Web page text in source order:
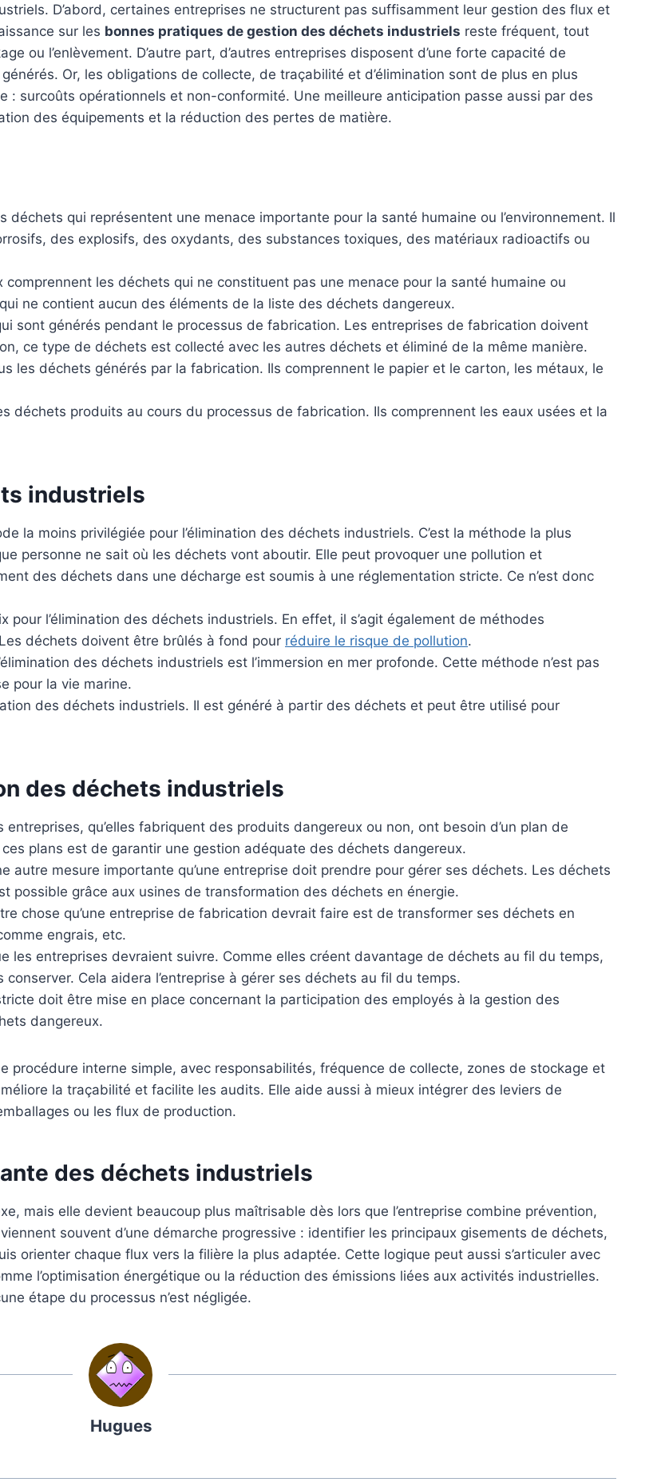
D’abord, certaines entreprises ne structurent pas suffisamment leur gestion des flux et
sur les bonnes pratiques de gestion des déchets industriels reste fréquent, tout
ou l’enlèvement. D’autre part, d’autres entreprises disposent d’une forte capacité de
Or, les obligations de collecte, de traçabilité et d’élimination sont de plus en plus
: surcoûts opérationnels et non-conformité. Une meilleure anticipation passe aussi par des
des équipements et la réduction des pertes de matière.
déchets qui représentent une menace importante pour la santé humaine ou l’environnement. Il
des explosifs, des oxydants, des substances toxiques, des matériaux radioactifs ou
comprennent les déchets qui ne constituent pas une menace pour la santé humaine ou
ne contient aucun des éléments de la liste des déchets dangereux.
sont générés pendant le processus de fabrication. Les entreprises de fabrication doivent
ce type de déchets est collecté avec les autres déchets et éliminé de la même manière.
les déchets générés par la fabrication. Ils comprennent le papier et le carton, les métaux, le
déchets produits au cours du processus de fabrication. Ils comprennent les eaux usées et la
industriels
la moins privilégiée pour l’élimination des déchets industriels. C’est la méthode la plus
personne ne sait où les déchets vont aboutir. Elle peut provoquer une pollution et
des déchets dans une décharge est soumis à une réglementation stricte. Ce n’est donc
pour l’élimination des déchets industriels. En effet, il s’agit également de méthodes
déchets doivent être brûlés à fond pour réduire le risque de pollution.
des déchets industriels est l’immersion en mer profonde. Cette méthode n’est pas
pour la vie marine.
des déchets industriels. Il est généré à partir des déchets et peut être utilisé pour
des déchets industriels
entreprises, qu’elles fabriquent des produits dangereux ou non, ont besoin d’un plan de
plans est de garantir une gestion adéquate des déchets dangereux.
autre mesure importante qu’une entreprise doit prendre pour gérer ses déchets. Les déchets
possible grâce aux usines de transformation des déchets en énergie.
chose qu’une entreprise de fabrication devrait faire est de transformer ses déchets en
engrais, etc.
les entreprises devraient suivre. Comme elles créent davantage de déchets au fil du temps,
Cela aidera l’entreprise à gérer ses déchets au fil du temps.
doit être mise en place concernant la participation des employés à la gestion des
dangereux.
procédure interne simple, avec responsabilités, fréquence de collecte, zones de stockage et
la traçabilité et facilite les audits. Elle aide aussi à mieux intégrer des leviers de
ou les flux de production.
des déchets industriels
mais elle devient beaucoup plus maîtrisable dès lors que l’entreprise combine prévention,
souvent d’une démarche progressive : identifier les principaux gisements de déchets,
orienter chaque flux vers la filière la plus adaptée. Cette logique peut aussi s’articuler avec
l’optimisation énergétique ou la réduction des émissions liées aux activités industrielles.
étape du processus n’est négligée.
Hugues